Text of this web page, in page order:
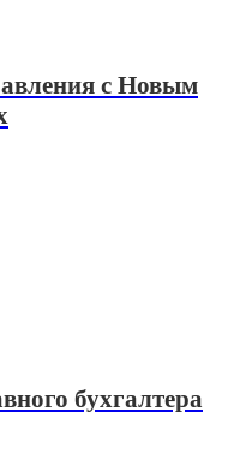
с Новым
бухгалтера